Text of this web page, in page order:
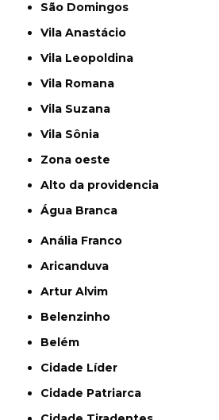
São Domingos
Vila Anastácio
Vila Leopoldina
Vila Romana
Vila Suzana
Vila Sônia
Zona oeste
alto da providencia
Água Branca
Anália Franco
Aricanduva
Artur Alvim
Belenzinho
Belém
Cidade Líder
Cidade Patriarca